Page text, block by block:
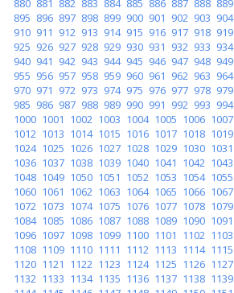
880 881 882 883 884 885 886 887 888 889
895 896 897 898 899 900 901 902 903 904
910 911 912 913 914 915 916 917 918 919
925 926 927 928 929 930 931 932 933 934
940 941 942 943 944 945 946 947 948 949
955 956 957 958 959 960 961 962 963 964
970 971 972 973 974 975 976 977 978 979
985 986 987 988 989 990 991 992 993 994
1000 1001 1002 1003 1004 1005 1006 1007
1012 1013 1014 1015 1016 1017 1018 1019
1024 1025 1026 1027 1028 1029 1030 1031
1036 1037 1038 1039 1040 1041 1042 1043
1048 1049 1050 1051 1052 1053 1054 1055
1060 1061 1062 1063 1064 1065 1066 1067
1072 1073 1074 1075 1076 1077 1078 1079
1084 1085 1086 1087 1088 1089 1090 1091
1096 1097 1098 1099 1100 1101 1102 1103
1108 1109 1110 1111 1112 1113 1114 1115
1120 1121 1122 1123 1124 1125 1126 1127
1132 1133 1134 1135 1136 1137 1138 1139